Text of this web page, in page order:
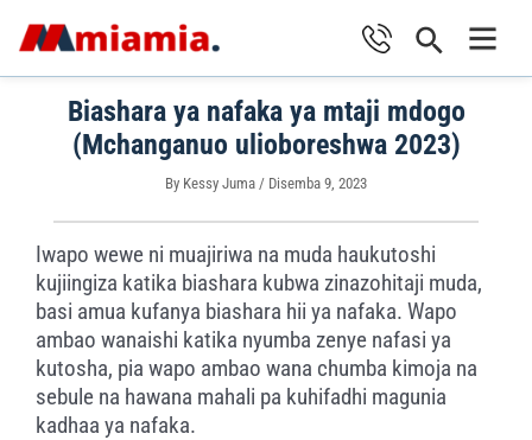
content
Search
Main
Biashara ya nafaka ya mtaji mdogo
(Mchanganuo ulioboreshwa 2023)
By Kessy Juma / Disemba 9, 2023
Iwapo wewe ni muajiriwa na muda haukutoshi
kujiingiza katika biashara kubwa zinazohitaji muda,
basi amua kufanya biashara hii ya nafaka. Wapo
ambao wanaishi katika nyumba zenye nafasi ya
kutosha, pia wapo ambao wana chumba kimoja na
sebule na hawana mahali pa kuhifadhi magunia
kadhaa ya nafaka.